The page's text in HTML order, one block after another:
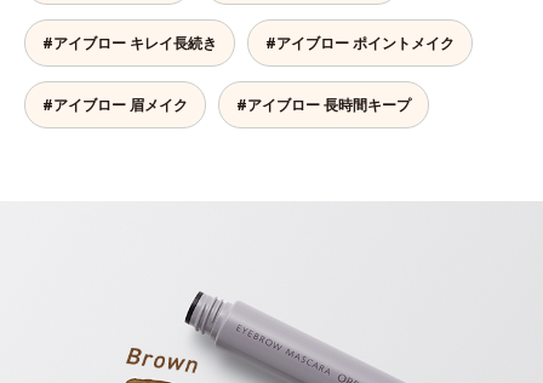
#アイブロー キレイ長続き #アイブロー ポイントメイク
#アイブロー 眉メイク #アイブロー 長時間キープ